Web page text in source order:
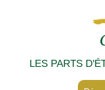
LES PARTS